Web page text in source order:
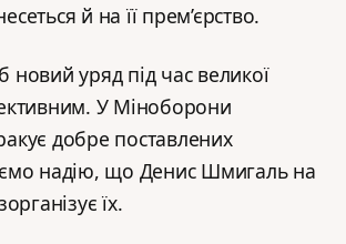
й на її прем’єрство.
уряд під час великої
У Міноборони
добре поставлених
надію, що Денис Шмигаль на
їх.